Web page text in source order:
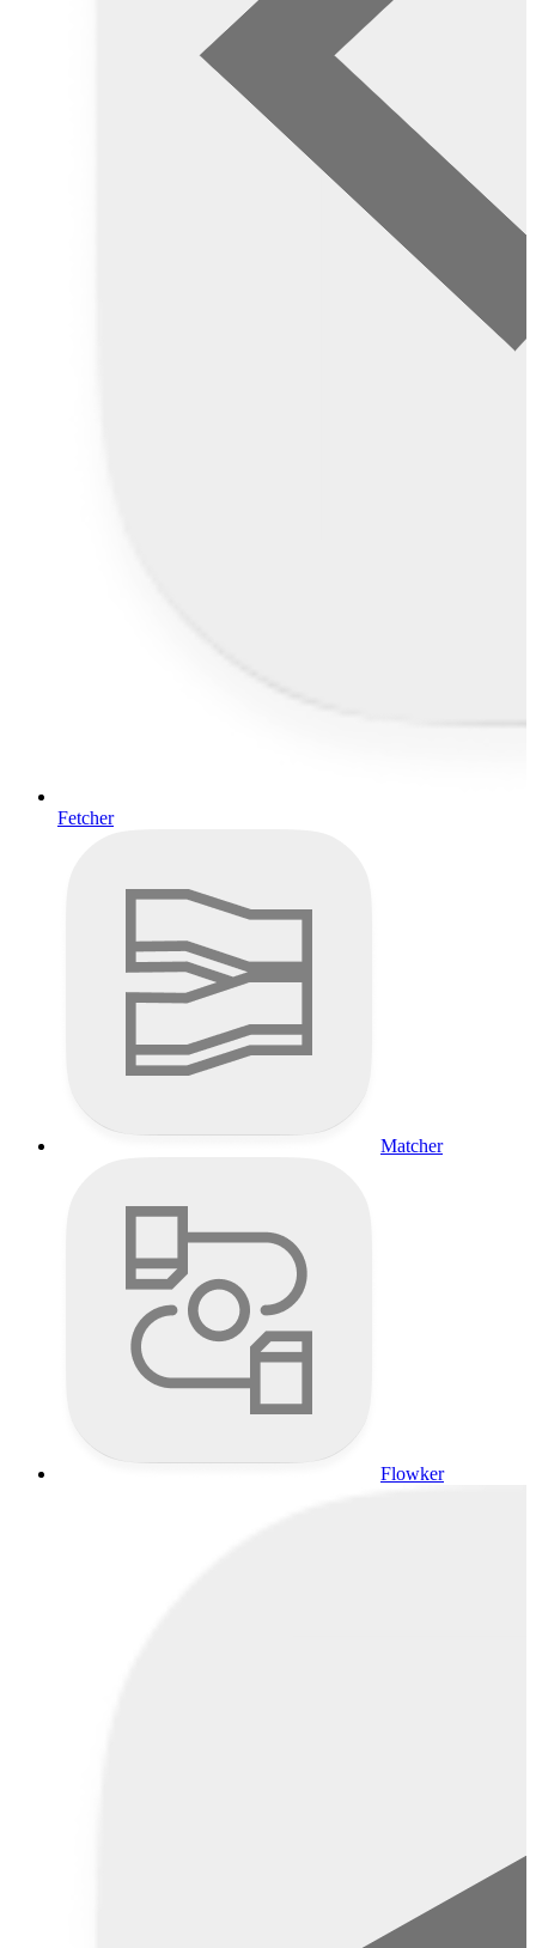
Fetcher
Matcher
Flowker